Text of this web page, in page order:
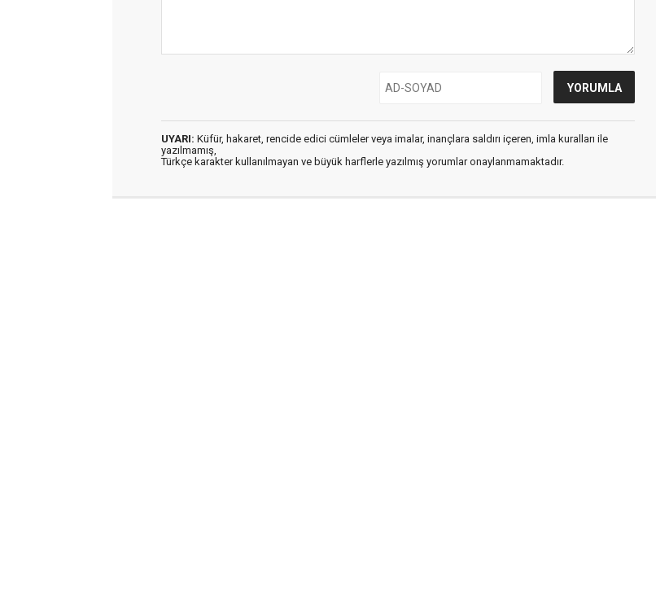
UYARI: Küfür, hakaret, rencide edici cümleler veya imalar, inançlara saldırı içeren, imla kuralları ile
yazılmamış,
Türkçe karakter kullanılmayan ve büyük harflerle yazılmış yorumlar onaylanmamaktadır.